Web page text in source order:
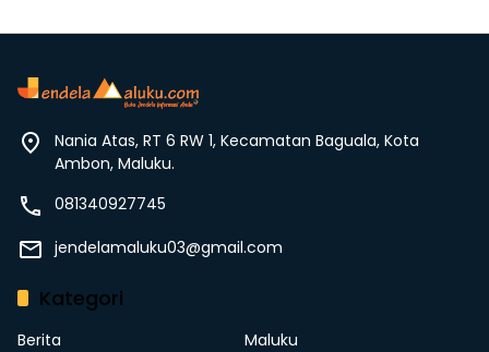
Nania Atas, RT 6 RW 1, Kecamatan Baguala, Kota
Ambon, Maluku.
081340927745
jendelamaluku03@gmail.com
Kategori
Berita
Maluku